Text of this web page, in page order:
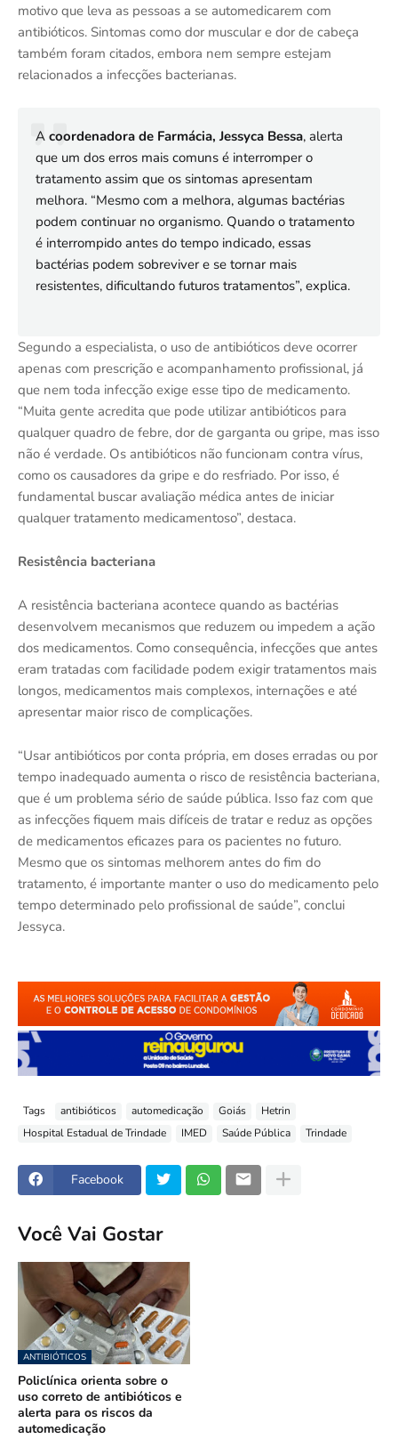
motivo que leva as pessoas a se automedicarem com
antibióticos. Sintomas como dor muscular e dor de cabeça
também foram citados, embora nem sempre estejam
relacionados a infecções bacterianas.
A coordenadora de Farmácia, Jessyca Bessa, alerta
que um dos erros mais comuns é interromper o
tratamento assim que os sintomas apresentam
melhora. “Mesmo com a melhora, algumas bactérias
podem continuar no organismo. Quando o tratamento
é interrompido antes do tempo indicado, essas
bactérias podem sobreviver e se tornar mais
resistentes, dificultando futuros tratamentos”, explica.
Segundo a especialista, o uso de antibióticos deve ocorrer
apenas com prescrição e acompanhamento profissional, já
que nem toda infecção exige esse tipo de medicamento.
“Muita gente acredita que pode utilizar antibióticos para
qualquer quadro de febre, dor de garganta ou gripe, mas isso
não é verdade. Os antibióticos não funcionam contra vírus,
como os causadores da gripe e do resfriado. Por isso, é
fundamental buscar avaliação médica antes de iniciar
qualquer tratamento medicamentoso”, destaca.
Resistência bacteriana
A resistência bacteriana acontece quando as bactérias
desenvolvem mecanismos que reduzem ou impedem a ação
dos medicamentos. Como consequência, infecções que antes
eram tratadas com facilidade podem exigir tratamentos mais
longos, medicamentos mais complexos, internações e até
apresentar maior risco de complicações.
“Usar antibióticos por conta própria, em doses erradas ou por
tempo inadequado aumenta o risco de resistência bacteriana,
que é um problema sério de saúde pública. Isso faz com que
as infecções fiquem mais difíceis de tratar e reduz as opções
de medicamentos eficazes para os pacientes no futuro.
Mesmo que os sintomas melhorem antes do fim do
tratamento, é importante manter o uso do medicamento pelo
tempo determinado pelo profissional de saúde”, conclui
Jessyca.
Tags antibióticos automedicação Goiás
Hetrin
Hospital Estadual de Trindade
IMED Saúde Pública Trindade
Facebook
Você Vai Gostar
ANTIBIÓTICOS
Policlínica orienta sobre o
uso correto de antibióticos e
alerta para os riscos da
automedicação